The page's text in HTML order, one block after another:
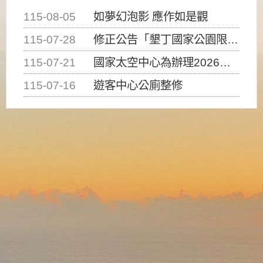
115-08-05
如夢幻泡影 應作如是觀
115-07-28
修正公告「墾丁國家公園限制水域遊憩活動之種類、範圍、時間及行為」，自即日生效。
115-07-21
國家太空中心為辦理2026台灣盃火箭競賽，陸、海、空域警戒及協調相關事宜，因颱風備案事宜
115-07-16
遊客中心公廁整修